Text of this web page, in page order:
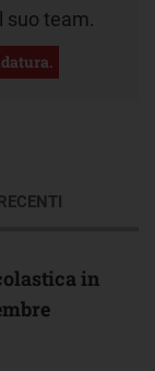
suo team.
in